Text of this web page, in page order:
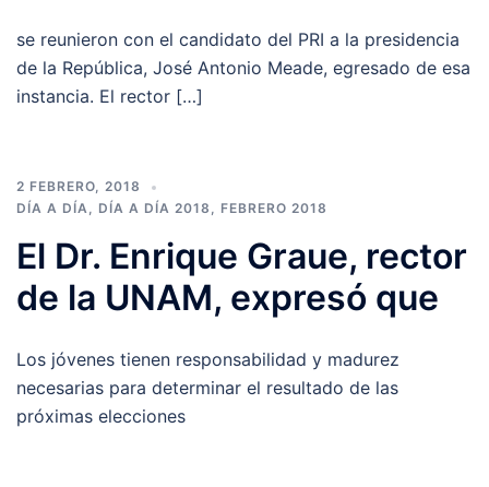
se reunieron con el candidato del PRI a la presidencia
de la República, José Antonio Meade, egresado de esa
instancia. El rector […]
2 FEBRERO, 2018
DÍA A DÍA, DÍA A DÍA 2018 , FEBRERO 2018
El Dr. Enrique Graue, rector
de la UNAM, expresó que
Los jóvenes tienen responsabilidad y madurez
necesarias para determinar el resultado de las
próximas elecciones